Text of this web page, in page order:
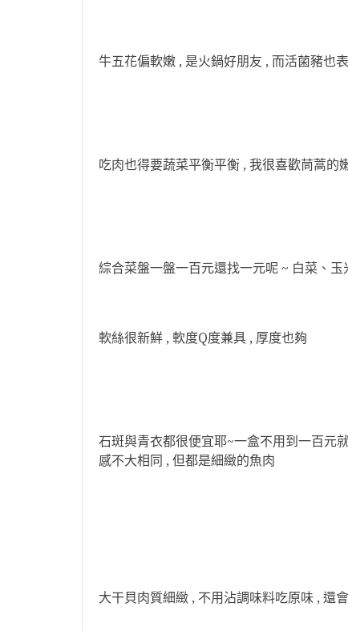
牛五花偏軟嫩 , 是火鍋好朋友 , 而活菌豬也
吃肉也得要蔬菜平衡平衡 , 我很喜歡茼蒿的
綜合菜盤一盤一百元還找一元呢 ~ 白菜、
軟絲很新鮮 , 軟度Q度兼具 , 厚度也夠
石斑與青衣都很便宜耶~一盒不用到一百元
感不大相同 , 但都是細緻的魚肉
大干貝肉質細緻 , 不用沾調味料吃原味 , 還